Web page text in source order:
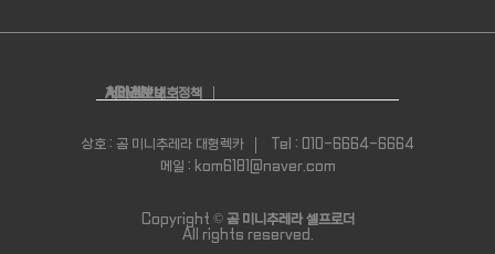
서비스안내
개인정보보호정책
ADMIN
상호 : 곰 미니추레라 대형렉카
Tel : 010-6664-6664
메일 : kom6181@naver.com
Copyright © 곰 미니추레라 셀프로더
All rights reserved.